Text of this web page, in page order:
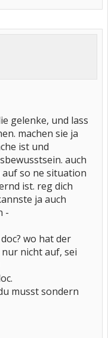
gelenke, und lass
machen sie ja
ist und
auch
so ne situation
ist. reg dich
ja auch
-
wo hat der
nicht auf, sei
musst sondern